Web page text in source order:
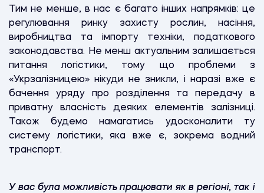
Тим не менше, в нас є багато інших напрямків: це
регулювання ринку захисту рослин, насіння,
виробництва та імпорту техніки, податкового
законодавства. Не менш актуальним залишається
питання логістики, тому що проблеми з
«Укрзалізницею» нікуди не зникли, і наразі вже є
бачення уряду про розділення та передачу в
приватну власність деяких елементів залізниці.
Також будемо намагатись удосконалити ту
систему логістики, яка вже є, зокрема водний
транспорт.
У вас була можливість працювати як в регіоні, так і